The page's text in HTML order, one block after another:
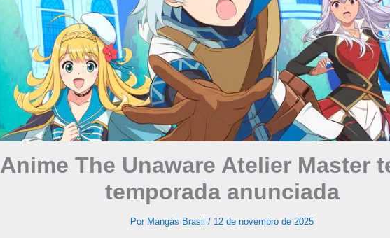
Anime The Unaware Atelier Master
temporada anunciada
Por Mangás Brasil / 12 de novembro de 2025